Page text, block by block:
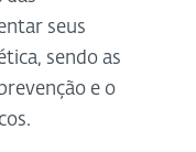
seus
sendo as
e o